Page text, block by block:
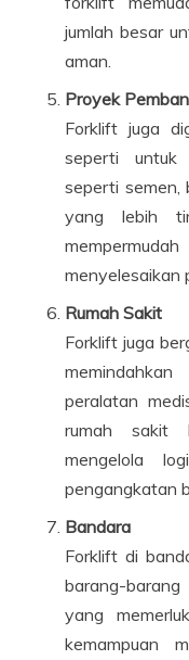
jumlah besar
aman.
Proyek
Forklift juga
seperti untuk
seperti semen,
yang lebih
menyelesaikan
Rumah Sakit
Forklift juga
peralatan
rumah sakit
mengelola
pengangkatan
Bandara
Forklift di
barang-
yang
kemampuan